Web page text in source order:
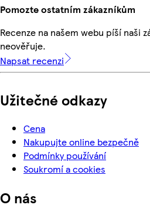
Pomozte ostatním zákazníkům
Recenze na našem webu píší naši
neověřuje.
Napsat recenzi
Užitečné odkazy
Cena
Nakupujte online bezpečně
Podmínky používání
Soukromí a cookies
O nás